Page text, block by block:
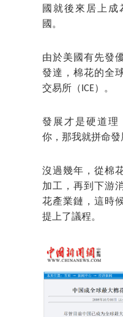
國就後來居上成
國。
由於美國有先發
發達，棉花的全
交易所（ICE）。
發展才是硬道理
你，那我就拼命發
沒過幾年，從棉
加工，再到下游
花產業鏈，這時
提上了議程。